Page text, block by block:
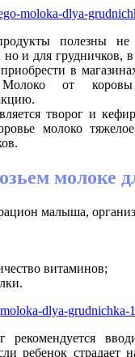
полезны не
но и для грудничков,
в
Молоко от
творог и
молоко
молоке
малыша,
витаминов;
рекомендуется
ребенок страдает